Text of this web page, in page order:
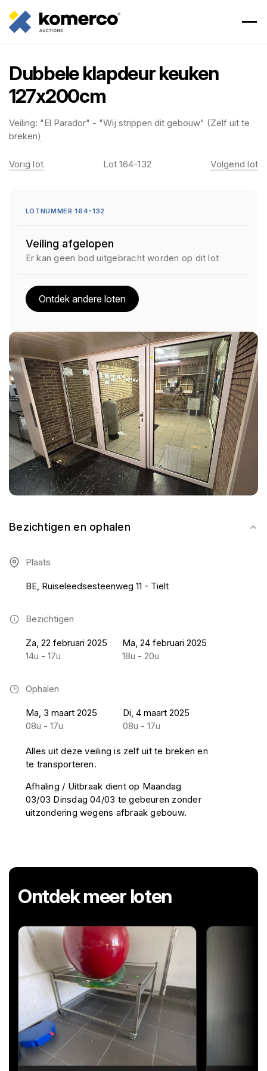
Dubbele klapdeur keuken
127x200cm
Veiling: "El Parador" - "Wij strippen dit gebouw" (Zelf uit te
breken)
Bezichtigen en ophalen
Plaats
BE, Ruiseleedsesteenweg 11 - Tielt
Bezichtigen
Za, 22 februari 2025
14u - 17u
Ma, 24 februari 2025
18u - 20u
Ophalen
Ma, 3 maart 2025
08u - 17u
Di, 4 maart 2025
08u - 17u
Alles uit deze veiling is zelf uit te breken en
te transporteren.
Afhaling / Uitbraak dient op Maandag
03/03 Dinsdag 04/03 te gebeuren zonder
uitzondering wegens afbraak gebouw.
Vorig lot Lot 164-132 Volgend lot
LOTNUMMER 164-132
Veiling afgelopen
Er kan geen bod uitgebracht worden op dit lot
Ontdek andere loten
Ontdek meer loten